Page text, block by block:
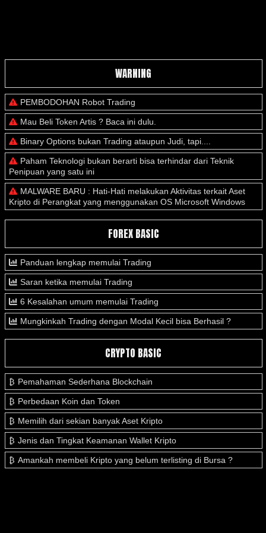
WARNING
PEMBODOHAN Robot Trading
Mau Beli Token Artis ? Baca ini dulu.
Binary Options bukan Trading ataupun Judi, tapi....
Paham Teknologi bukan berarti bisa terhindar dari Teknik
Penipuan yang satu ini
MALWARE BARU : Hati-Hati melakukan Aktivitas terkait Aset
Kripto di Perangkat yang menggunakan OS Microsoft Windows
FOREX BASIC
Panduan lengkap memulai Trading
Saran ketika memulai Trading
6 Kesalahan umum memulai Trading
Mungkinkah Trading dengan Modal Kecil bisa Berhasil ?
CRYPTO BASIC
Pemahaman Sederhana Blockchain
Perbedaan Koin dan Token
Memilih dari sekian banyak Aset Kripto
Jenis dan Tingkat Keamanan Wallet Kripto
Amankah membeli Kripto yang belum terlisting di Bursa ?